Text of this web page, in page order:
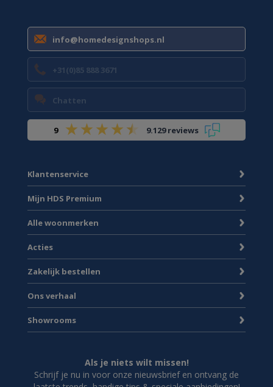
info@homedesignshops.nl
+31(0)85 888 3671
Chatten
9 9.129 reviews
Klantenservice
Mijn HDS Premium
Alle woonmerken
Acties
Zakelijk bestellen
Ons verhaal
Showrooms
Als je niets wilt missen!
Schrijf je nu in voor onze nieuwsbrief en ontvang de